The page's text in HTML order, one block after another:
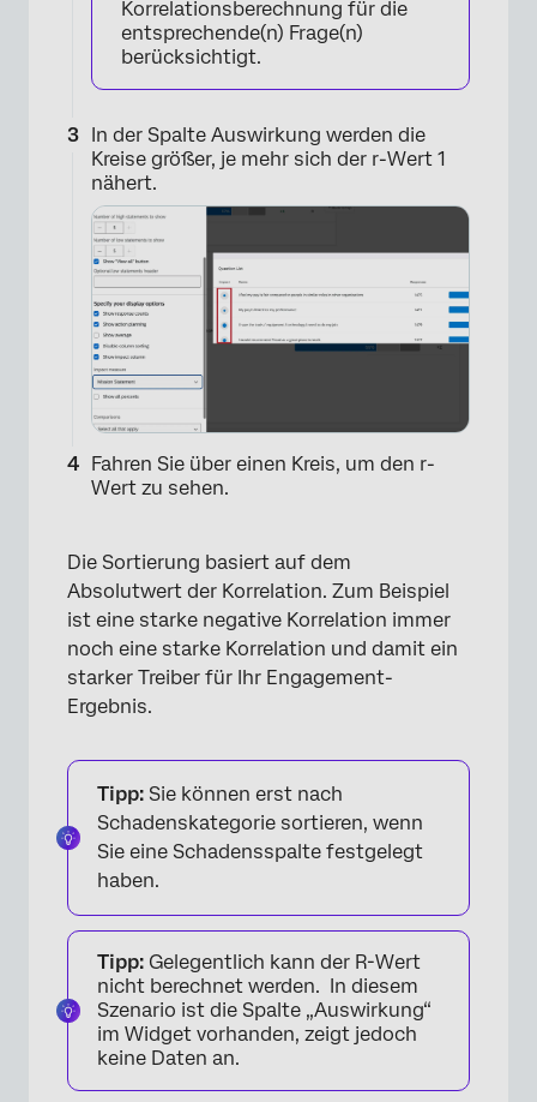
×
Korrelationsberechnung für die
entsprechende(n) Frage(n)
berücksichtigt.
In der Spalte Auswirkung werden die
Kreise größer, je mehr sich der r-Wert 1
nähert.
Fahren Sie über einen Kreis, um den r-
Wert zu sehen.
Die Sortierung basiert auf dem
Absolutwert der Korrelation. Zum Beispiel
ist eine starke negative Korrelation immer
noch eine starke Korrelation und damit ein
starker Treiber für Ihr Engagement-
Ergebnis.
Tipp: Sie können erst nach
Schadenskategorie sortieren, wenn
Sie eine Schadensspalte festgelegt
haben.
Tipp: Gelegentlich kann der R-Wert
nicht berechnet werden. In diesem
Szenario ist die Spalte „Auswirkung“
im Widget vorhanden, zeigt jedoch
keine Daten an.